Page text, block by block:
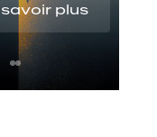
savoir plus